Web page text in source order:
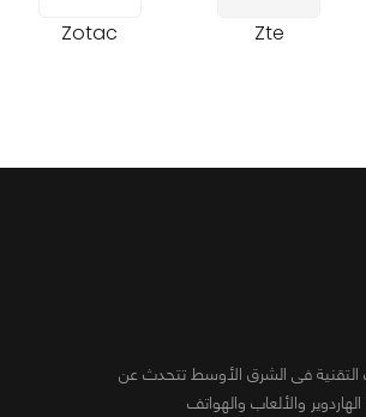
Zte
Zotac
التقنية فى الشرق الأوسط تتحدث عن
والألعاب والهواتف